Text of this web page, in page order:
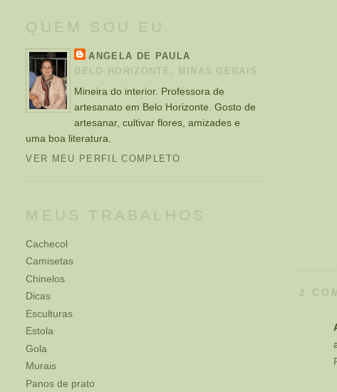
2
QUEM SOU EU
ANGELA DE PAULA
BELO HORIZONTE, MINAS GERAIS
Mineira do interior. Professora de
artesanato em Belo Horizonte. Gosto de
artesanar, cultivar flores, amizades e
uma boa literatura.
VER MEU PERFIL COMPLETO
MEUS TRABALHOS
Cachecol
Camisetas
Chinelos
Dicas
Esculturas
Estola
Gola
Murais
Panos de prato